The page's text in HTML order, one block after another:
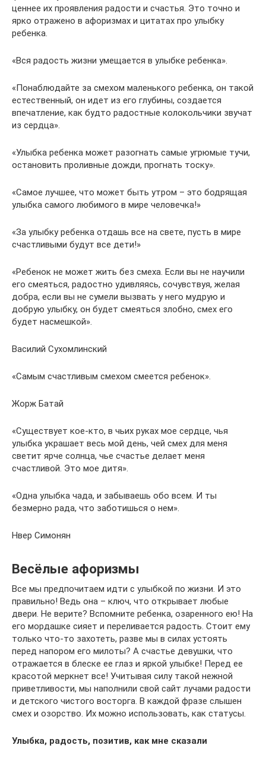
ценнее их проявления радости и счастья. Это точно и
ярко отражено в афоризмах и цитатах про улыбку
ребенка.
«Вся радость жизни умещается в улыбке ребенка».
«Понаблюдайте за смехом маленького ребенка, он такой
естественный, он идет из его глубины, создается
впечатление, как будто радостные колокольчики звучат
из сердца».
«Улыбка ребенка может разогнать самые угрюмые тучи,
остановить проливные дожди, прогнать тоску».
«Самое лучшее, что может быть утром – это бодрящая
улыбка самого любимого в мире человечка!»
«За улыбку ребенка отдашь все на свете, пусть в мире
счастливыми будут все дети!»
«Ребенок не может жить без смеха. Если вы не научили
его смеяться, радостно удивляясь, сочувствуя, желая
добра, если вы не сумели вызвать у него мудрую и
добрую улыбку, он будет смеяться злобно, смех его
будет насмешкой».
Василий Сухомлинский
«Самым счастливым смехом смеется ребенок».
Жорж Батай
«Существует кое-кто, в чьих руках мое сердце, чья
улыбка украшает весь мой день, чей смех для меня
светит ярче солнца, чье счастье делает меня
счастливой. Это мое дитя».
«Одна улыбка чада, и забываешь обо всем. И ты
безмерно рада, что заботишься о нем».
Нвер Симонян
Весёлые афоризмы
Все мы предпочитаем идти с улыбкой по жизни. И это
правильно! Ведь она – ключ, что открывает любые
двери. Не верите? Вспомните ребенка, озаренного ею! На
его мордашке сияет и переливается радость. Стоит ему
только что-то захотеть, разве мы в силах устоять
перед напором его милоты? А счастье девушки, что
отражается в блеске ее глаз и яркой улыбке! Перед ее
красотой меркнет все! Учитывая силу такой нежной
приветливости, мы наполнили свой сайт лучами радости
и детского чистого восторга. В каждой фразе слышен
смех и озорство. Их можно использовать, как статусы.
Улыбка, радость, позитив, как мне сказали